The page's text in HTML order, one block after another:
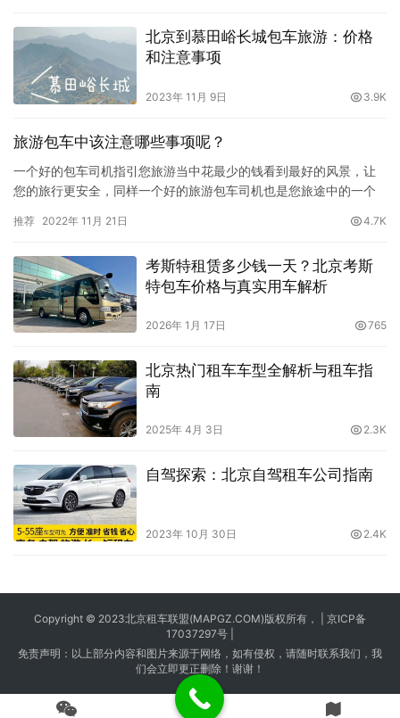
北京到慕田峪长城包车旅游：价格
和注意事项
2023年 11月 9日 3.9K
旅游包车中该注意哪些事项呢？
一个好的包车司机指引您旅游当中花最少的钱看到最好的风景，让
您的旅行更安全，同样一个好的旅游包车司机也是您旅途中的一个
舒适，愉快!那么旅游包车中该注意哪些事项呢? 1、首先无营运手续
场从而耽误了行程，影响您的旅游心情;2、如果非法营运的车，如在
行…
推荐 2022年 11月 21日 4.7K
考斯特租赁多少钱一天？北京考斯
特包车价格与真实用车解析
2026年 1月 17日 765
北京热门租车车型全解析与租车指
南
2025年 4月 3日 2.3K
自驾探索：北京自驾租车公司指南
2023年 10月 30日 2.4K
Copyright © 2023北京租车联盟(MAPGZ.COM)版权所有， | 京ICP备
17037297号
免责声明：以上部分内容和图片来源于网络，如有侵权，请随时联系我们，我
们会立即更正删除！谢谢！